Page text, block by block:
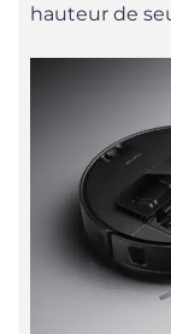
hauteur de